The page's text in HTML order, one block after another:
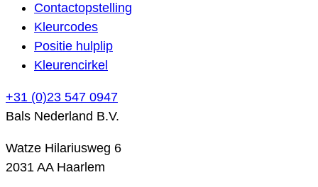
Contactopstelling
Kleurcodes
Positie hulplip
Kleurencirkel
+31 (0)23 547 0947
Bals Nederland B.V.
Watze Hilariusweg 6
2031 AA Haarlem